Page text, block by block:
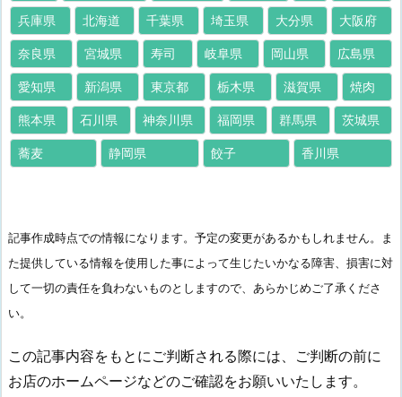
兵庫県 北海道 千葉県 埼玉県 大分県 大阪府
奈良県 宮城県 寿司 岐阜県 岡山県 広島県
愛知県 新潟県 東京都 栃木県 滋賀県 焼肉
熊本県 石川県 神奈川県 福岡県 群馬県 茨城県
蕎麦 静岡県 餃子 香川県
記事作成時点での情報になります。予定の変更があるかもしれません。ま
た提供している情報を使用した事によって生じたいかなる障害、損害に対
して一切の責任を負わないものとしますので、あらかじめご了承くださ
い。
この記事内容をもとにご判断される際には、ご判断の前に
お店のホームページなどのご確認をお願いいたします。